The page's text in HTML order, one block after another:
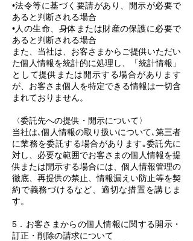
•法令等に基づく要請があり、開示が必要で
あると判断される場合
•人の生命、身体または財産の保護に必要で
あると判断される場合
また、当社は、お客さまからご提供いただい
た個人情報を統計的に処理し、「統計情報」
として提供または開示する場合があります
が、お客さま個人を特定できる情報は一切含
まれておりません。
〈委託先への提供・開示について〉
当社は､個人情報の取り扱いについて､第三者
に業務を委託する場合があります｡委託先に
対し、必要な範囲でお客さまの個人情報を提
供または開示する場合には、個人情報管理の
徹底、再提供の禁止、情報漏えい防止等を契
約で義務づけるなど、適切な措置を講じま
す。
5．お客さまからの個人情報に関する開示・
訂正・削除の請求について